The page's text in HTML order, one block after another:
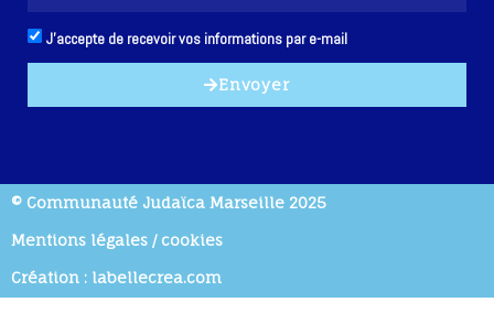
J'accepte de recevoir vos informations par e-mail
Envoyer
© Communauté Judaïca Marseille 2025
Mentions légales / cookies
Création : labellecrea.com